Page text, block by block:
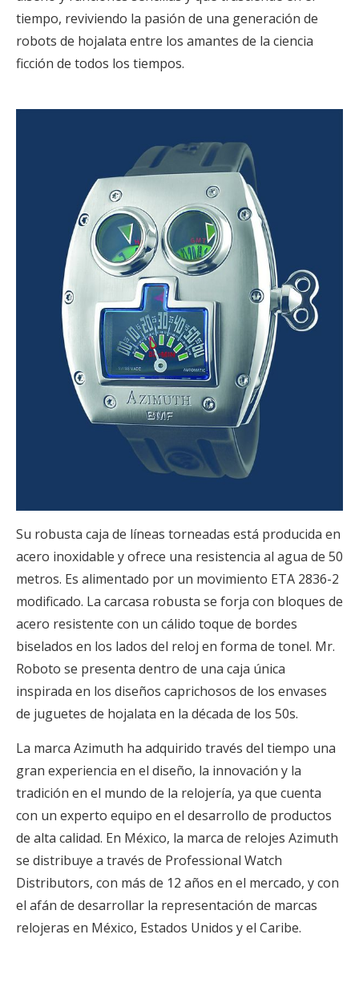
tiempo, reviviendo la pasión de una generación de
robots de hojalata entre los amantes de la ciencia
ficción de todos los tiempos.
Su robusta caja de líneas torneadas está producida en
acero inoxidable y ofrece una resistencia al agua de 50
metros. Es alimentado por un movimiento ETA 2836-2
modificado. La carcasa robusta se forja con bloques de
acero resistente con un cálido toque de bordes
biselados en los lados del reloj en forma de tonel. Mr.
Roboto se presenta dentro de una caja única
inspirada en los diseños caprichosos de los envases
de juguetes de hojalata en la década de los 50s.
La marca Azimuth ha adquirido través del tiempo una
gran experiencia en el diseño, la innovación y la
tradición en el mundo de la relojería, ya que cuenta
con un experto equipo en el desarrollo de productos
de alta calidad. En México, la marca de relojes Azimuth
se distribuye a través de Professional Watch
Distributors, con más de 12 años en el mercado, y con
el afán de desarrollar la representación de marcas
relojeras en México, Estados Unidos y el Caribe.